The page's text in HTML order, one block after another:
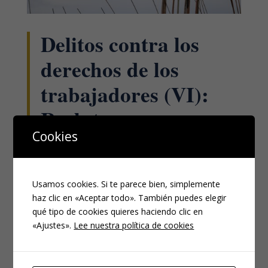
Delitos contra los
derechos de los
trabajadores (VI):
Reclutar personas o
determinar al
de trabajo.
MAY 10, 2021|PENAL
del Código Penal (CP), serán castigados con las penas
Cookies
Usamos cookies. Si te parece bien, simplemente
haz clic en «Aceptar todo». También puedes elegir
qué tipo de cookies quieres haciendo clic en
«Ajustes». Lee nuestra política de cookies